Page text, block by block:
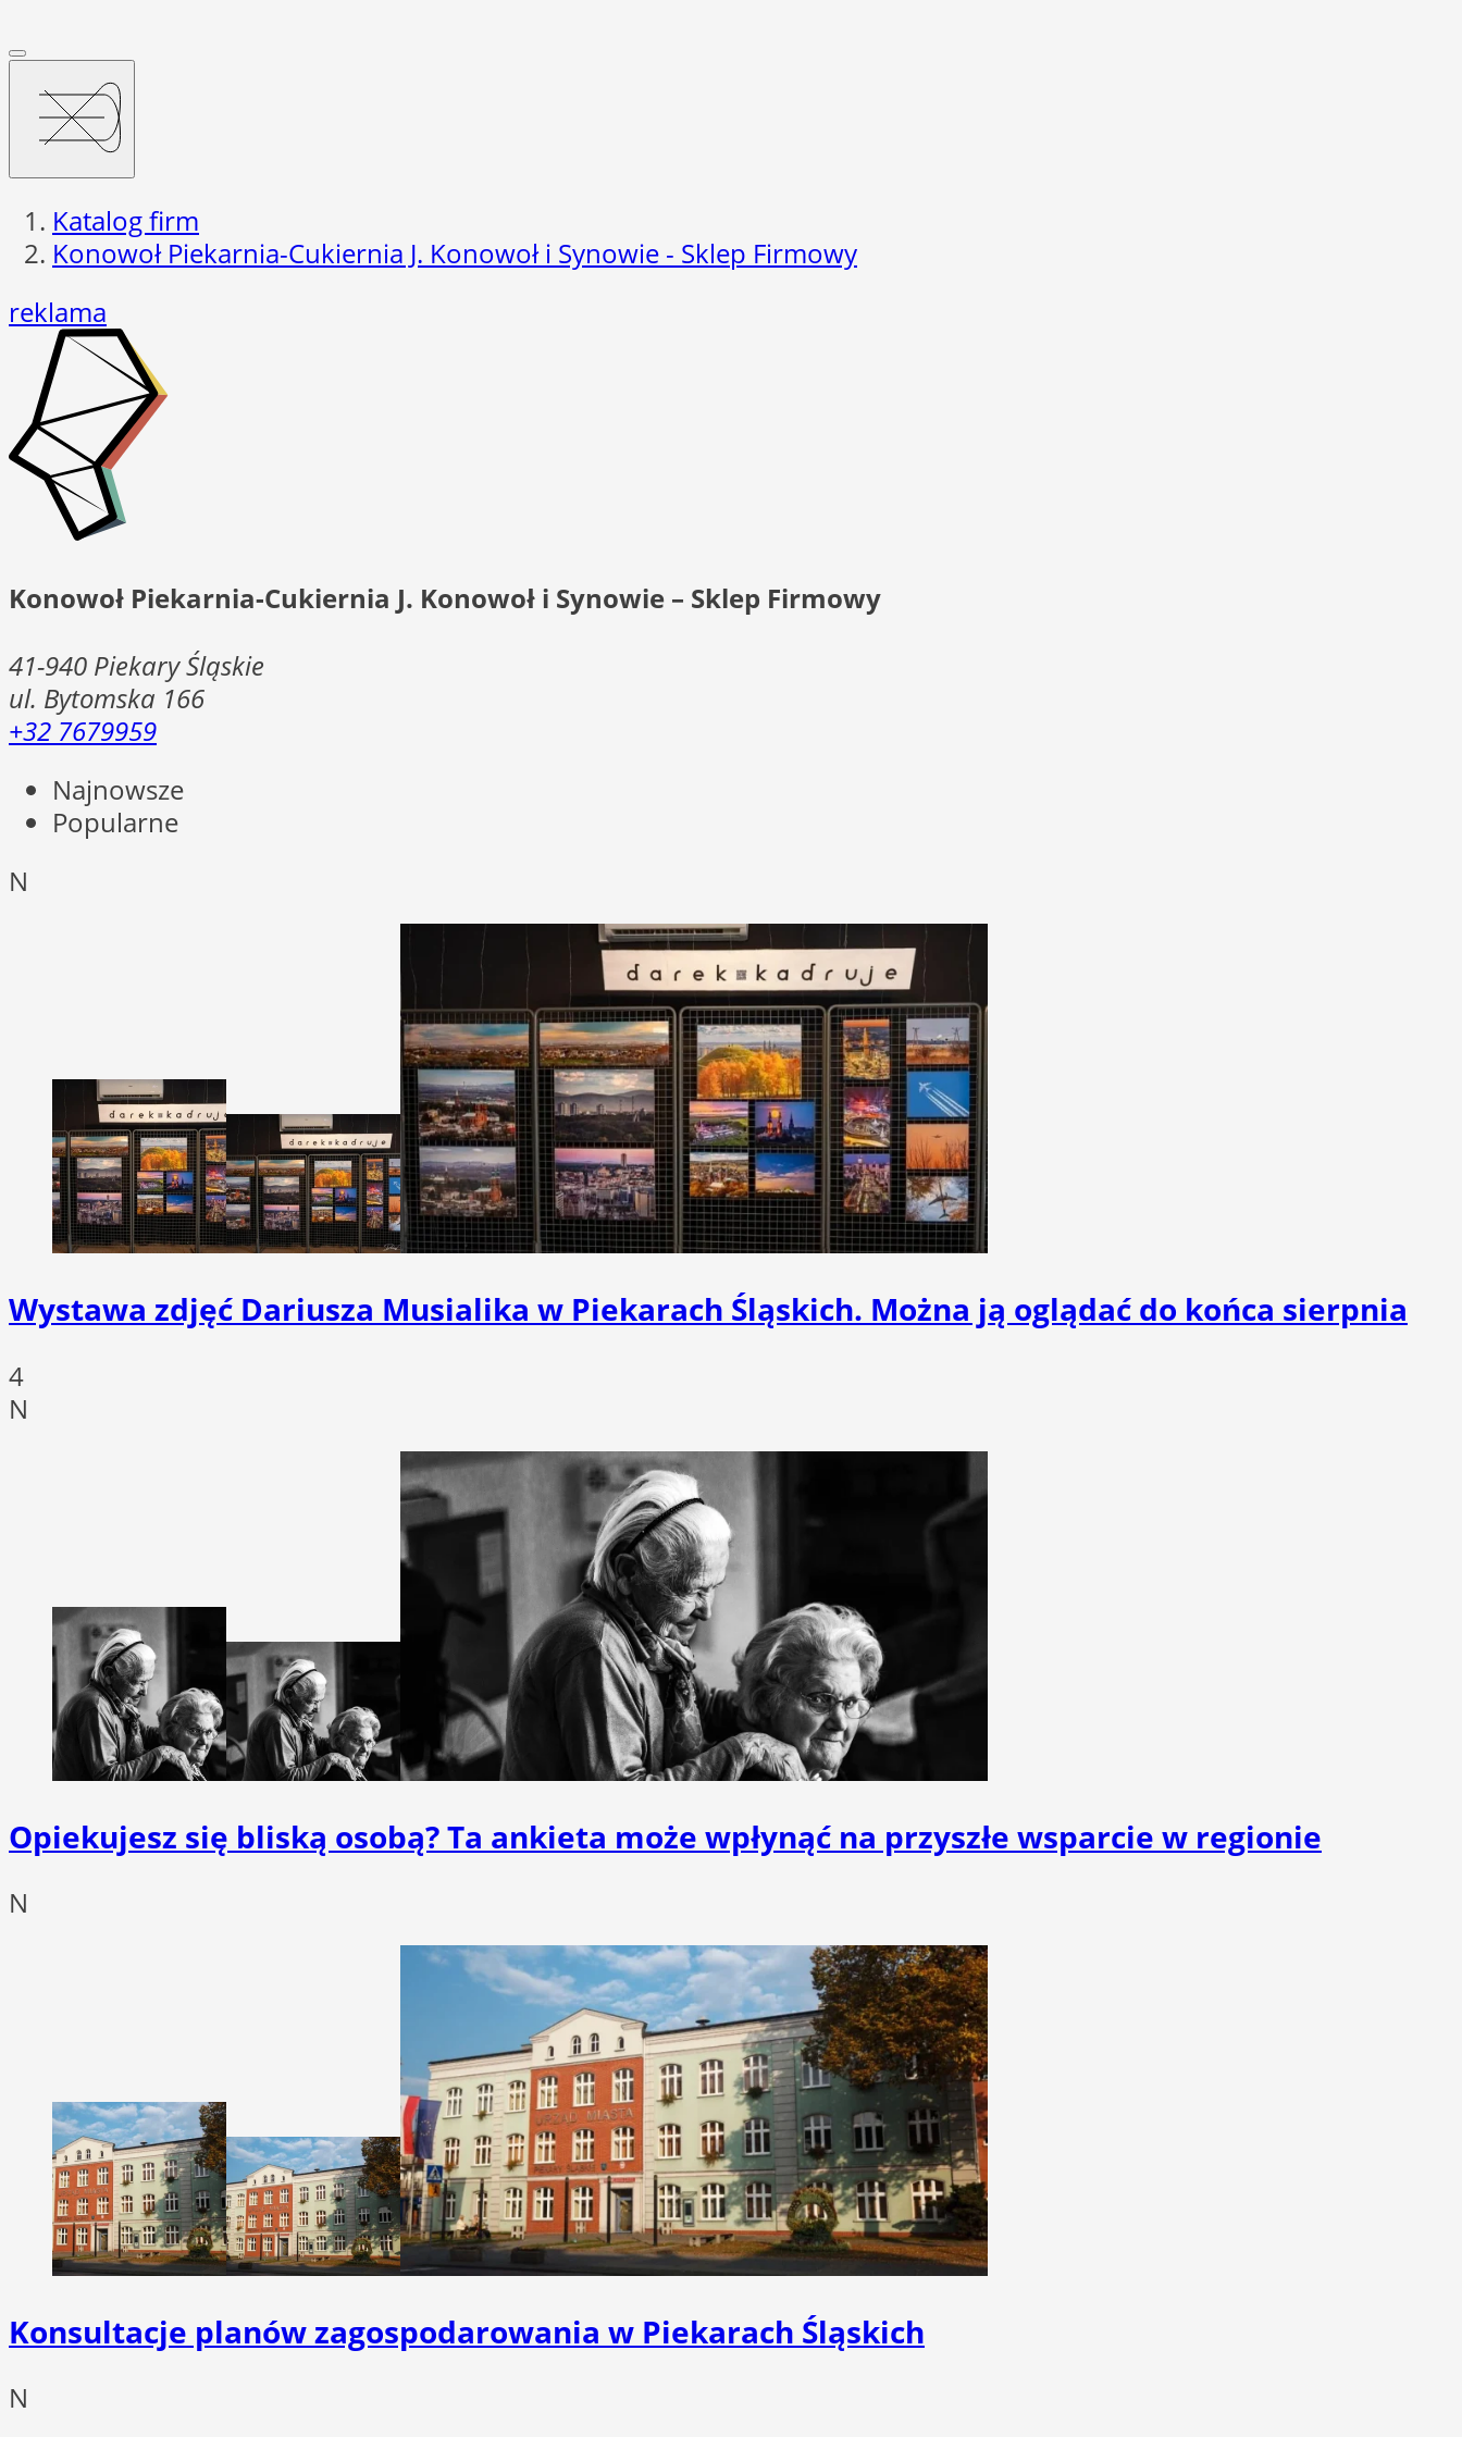
Katalog firm
Konowoł Piekarnia-Cukiernia J. Konowoł i Synowie - Sklep Firmowy
reklama
Konowoł Piekarnia-Cukiernia J. Konowoł i Synowie – Sklep Firmowy
41-940 Piekary Śląskie
ul. Bytomska 166
+32 7679959
Najnowsze
Popularne
N
Wystawa zdjęć Dariusza Musialika w Piekarach Śląskich. Można ją oglądać do końca sierpnia
4
N
Opiekujesz się bliską osobą? Ta ankieta może wpłynąć na przyszłe wsparcie w regionie
N
Konsultacje planów zagospodarowania w Piekarach Śląskich
N